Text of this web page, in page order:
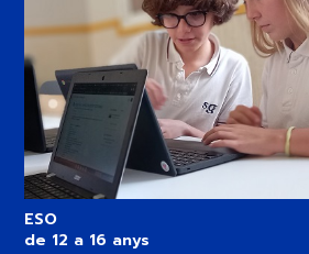
ESO
de 12 a 16 anys